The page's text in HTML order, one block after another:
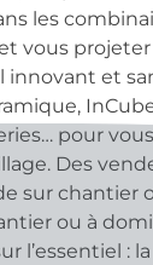
les
vous projeter
innovant et
pour
Des
sur
ou à
l’essentiel :